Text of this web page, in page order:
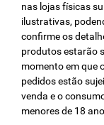
nas lojas físicas
ilustrativas,
confirme os
produtos estarão
momento em que
pedidos estão
venda e o
menores de 18